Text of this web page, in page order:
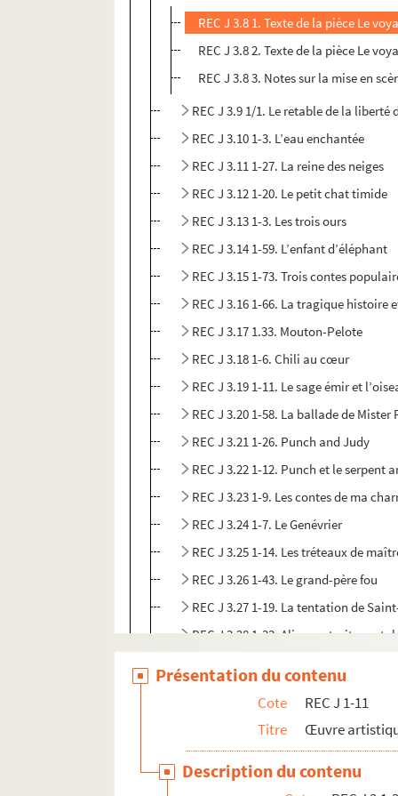
REC J 3.8 1. Texte de la pièce Le
REC J 3.8 2. Texte de la pièce Le
REC J 3.8 3. Notes sur la mise en
REC J 3.9 1/1. Le retable de la liberté
REC J 3.10 1-3. L’eau enchantée
REC J 3.11 1-27. La reine des neiges
REC J 3.12 1-20. Le petit chat timide
REC J 3.13 1-3. Les trois ours
REC J 3.14 1-59. L’enfant d’éléphant
REC J 3.15 1-73. Trois contes
REC J 3.16 1-66. La tragique
REC J 3.17 1.33. Mouton-Pelote
REC J 3.18 1-6. Chili au cœur
REC J 3.19 1-11. Le sage émir et
REC J 3.20 1-58. La ballade de Mister
REC J 3.21 1-26. Punch and Judy
REC J 3.22 1-12. Punch et le serpent
REC J 3.23 1-9. Les contes de ma
REC J 3.24 1-7. Le Genévrier
REC J 3.25 1-14. Les tréteaux de
REC J 3.26 1-43. Le grand-père fou
REC J 3.27 1-19. La tentation de
REC J 3.28 1-33. Alice portraits sur
REC J 3.33 1-9. Le nain
Présentation du contenu
Cote
REC J 1-11
Titre
Œuvre
Description du contenu